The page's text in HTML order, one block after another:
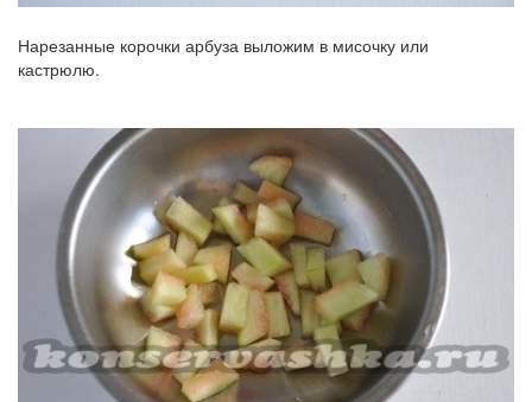
Нарезанные корочки арбуза выложим в мисочку или
кастрюлю.